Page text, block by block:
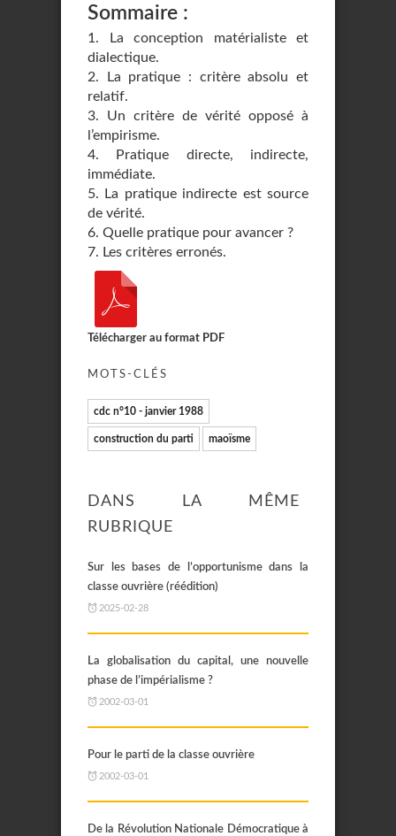
Sommaire :
1. La conception matérialiste et
dialectique.
2. La pratique : critère absolu et
relatif.
3. Un critère de vérité opposé à
l’empirisme.
4. Pratique directe, indirecte,
immédiate.
5. La pratique indirecte est source
de vérité.
6. Quelle pratique pour avancer ?
7. Les critères erronés.
Télécharger au format PDF
MOTS-CLÉS
cdc n°10 - janvier 1988
construction du parti maoïsme
DANS LA MÊME
RUBRIQUE
Sur les bases de l’opportunisme dans la
classe ouvrière (réédition)
2025-02-28
La globalisation du capital, une nouvelle
phase de l’impérialisme ?
2002-03-01
Pour le parti de la classe ouvrière
2002-03-01
De la Révolution Nationale Démocratique à